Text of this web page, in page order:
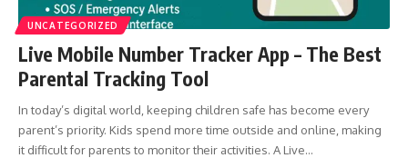
UNCATEGORIZED
Live Mobile Number Tracker App – The Best
Parental Tracking Tool
In today’s digital world, keeping children safe has become every
parent’s priority. Kids spend more time outside and online, making
it difficult for parents to monitor their activities. A Live…